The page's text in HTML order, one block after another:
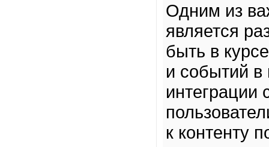
Одним из
является
быть в
и событий в
к контенту